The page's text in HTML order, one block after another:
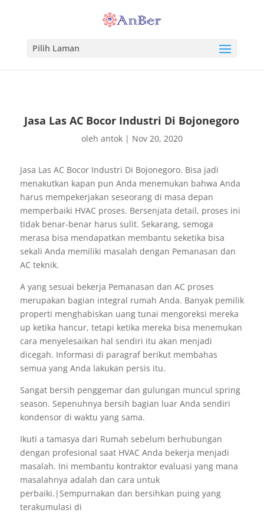
Pilih Laman
Jasa Las AC Bocor Industri Di Bojonegoro
oleh antok| Nov 20, 2020
Jasa Las AC Bocor Industri Di Bojonegoro. Bisa jadi
menakutkan kapan pun Anda menemukan bahwa Anda
harus mempekerjakan seseorang di masa depan
memperbaiki HVAC proses. Bersenjata detail, proses ini
tidak benar-benar harus sulit. Sekarang, semoga
merasa bisa mendapatkan membantu seketika bisa
sekali Anda memiliki masalah dengan Pemanasan dan
AC teknik.
A yang sesuai bekerja Pemanasan dan AC proses
merupakan bagian integral rumah Anda. Banyak pemilik
properti menghabiskan uang tunai mengoreksi mereka
up ketika hancur, tetapi ketika mereka bisa menemukan
cara menyelesaikan hal sendiri itu akan menjadi
dicegah. Informasi di paragraf berikut membahas
semua yang Anda lakukan persis itu.
Sangat bersih penggemar dan gulungan muncul spring
season. Sepenuhnya bersih bagian luar Anda sendiri
kondensor di waktu yang sama.
Ikuti a tamasya dari Rumah sebelum berhubungan
dengan profesional saat HVAC Anda bekerja menjadi
masalah. Ini membantu kontraktor evaluasi yang mana
masalahnya adalah dan cara untuk
perbaiki.|Sempurnakan dan bersihkan puing yang
terakumulasi di